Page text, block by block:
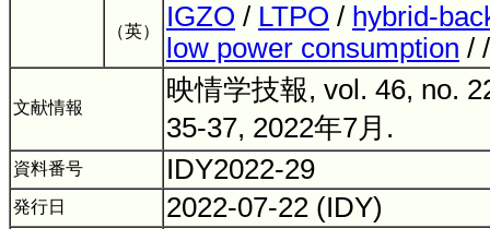
（英） IGZO / LTPO / hybrid-
low power consumption /
文献情報
映情学技報, vol. 46, no.
35-37, 2022年7月.
資料番号 IDY2022-29
発行日 2022-07-22 (IDY)